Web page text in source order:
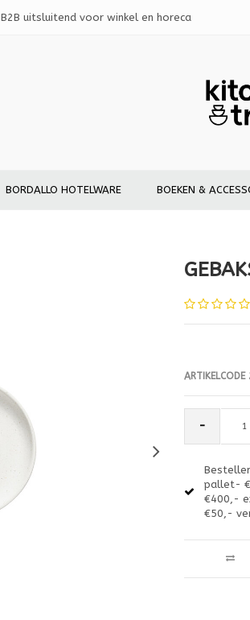
B2B uitsluitend voor winkel en horeca
BORDALLO HOTELWARE BOEKEN &
ARTIKELCODE
-
pallet-
€400,-
€50,-